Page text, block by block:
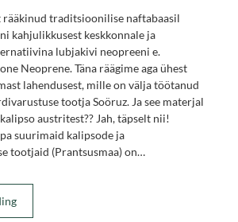
rääkinud traditsioonilise naftabaasil
kahjulikkusest keskkonnale ja
lubjakivi neopreeni e.
Neoprene. Täna räägime aga ühest
lahendusest, mille on välja töötanud
tootja Soöruz. Ja see materjal
austritest?? Jah, täpselt nii!
suurimaid kalipsode ja
tootjaid (Prantsusmaa) on…